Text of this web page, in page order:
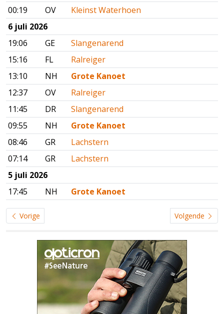
00:19
OV
Kleinst Waterhoen
6 juli 2026
19:06
GE
Slangenarend
15:16
FL
Ralreiger
13:10
NH
Grote Kanoet
12:37
OV
Ralreiger
11:45
DR
Slangenarend
09:55
NH
Grote Kanoet
08:46
GR
Lachstern
07:14
GR
Lachstern
5 juli 2026
17:45
NH Grote Kanoet
Vorige Volgende